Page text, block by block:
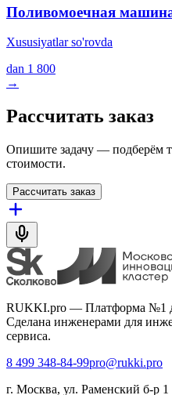
Поливомоечная
Xususiyatlar so'rovda
dan 1 800
→
Рассчитать заказ
Опишите задачу — подберём
стоимости.
Рассчитать заказ
RUKKI.pro — Платформа №1
Сделана инженерами для
сервиса.
8 499 348-84-99pro@rukki.pro
г. Москва, ул. Раменский б-р 1